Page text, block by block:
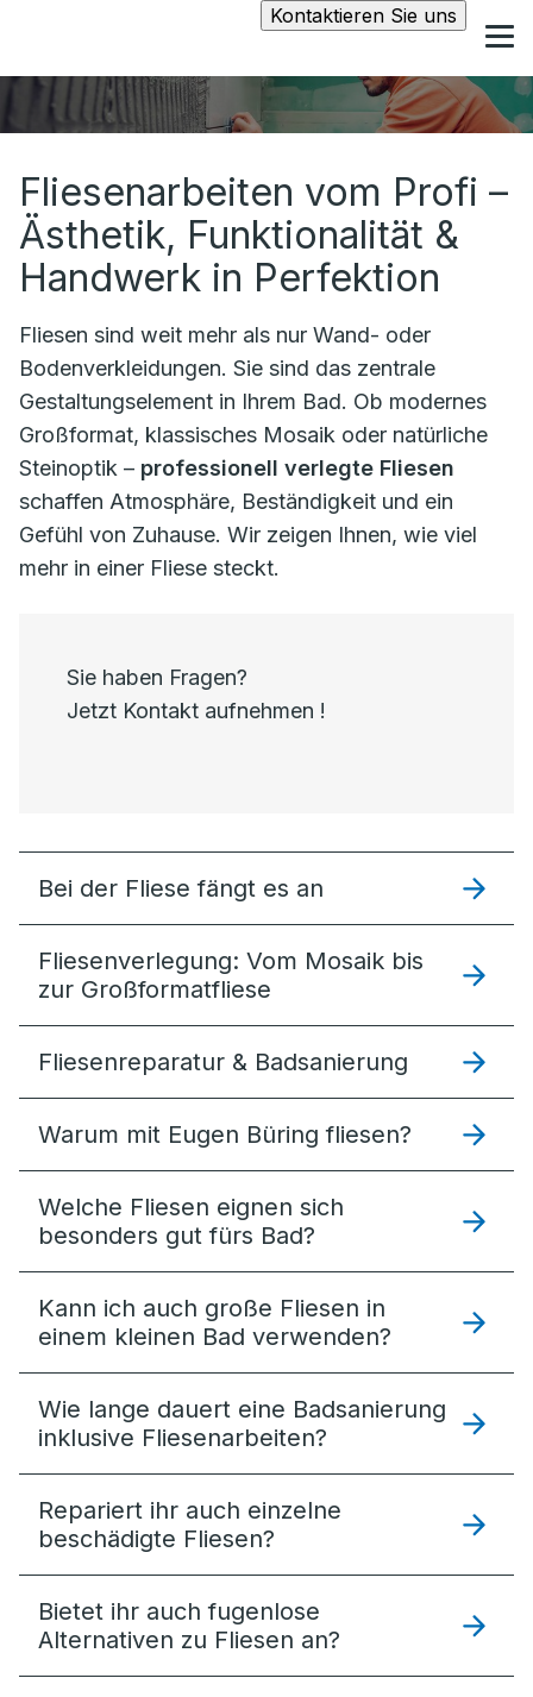
Kontaktieren Sie uns
Fliesenarbeiten vom Profi –
Ästhetik, Funktionalität &
Handwerk in Perfektion
Fliesen sind weit mehr als nur Wand- oder
Bodenverkleidungen. Sie sind das zentrale
Gestaltungselement in Ihrem Bad. Ob modernes
Großformat, klassisches Mosaik oder natürliche
Steinoptik – professionell verlegte Fliesen
schaffen Atmosphäre, Beständigkeit und ein
Gefühl von Zuhause. Wir zeigen Ihnen, wie viel
mehr in einer Fliese steckt.
Sie haben Fragen?
Jetzt Kontakt aufnehmen !
Bei der Fliese fängt es an
Fliesenverlegung: Vom Mosaik bis
zur Großformatfliese
Fliesenreparatur & Badsanierung
Warum mit Eugen Büring fliesen?
Welche Fliesen eignen sich
besonders gut fürs Bad?
Kann ich auch große Fliesen in
einem kleinen Bad verwenden?
Wie lange dauert eine Badsanierung
inklusive Fliesenarbeiten?
Repariert ihr auch einzelne
beschädigte Fliesen?
Bietet ihr auch fugenlose
Alternativen zu Fliesen an?